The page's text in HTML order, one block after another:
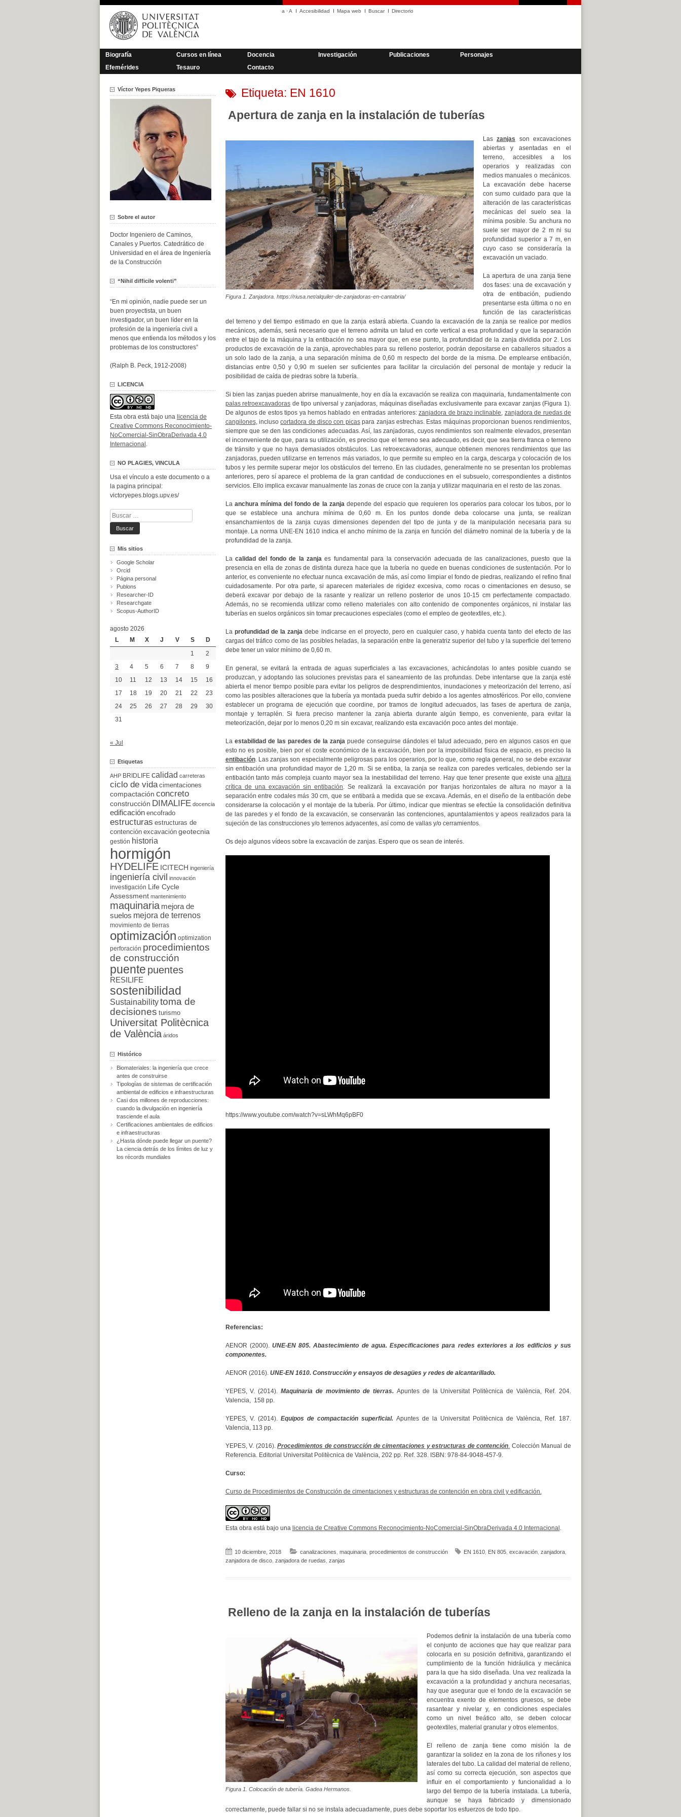
Saltar
contenido
a ·A Accesibilidad Mapa web Buscar Directorio
Biografía Cursos en línea Docencia Investigación Publicaciones
Personajes
Efemérides
Tesauro Contacto
Etiqueta: EN 1610
Apertura de zanja en la instalación de tuberías
Figura 1. Zanjadora. https://riusa.net/alquiler-de-zanjadoras-en-cantabria/
Las zanjas son excavaciones
abiertas y asentadas en el
terreno, accesibles a los
operarios y realizadas con
medios manuales o mecánicos.
La excavación debe hacerse
con sumo cuidado para que la
alteración de las características
mecánicas del suelo sea la
mínima posible. Su anchura no
suele ser mayor de 2 m ni su
profundidad superior a 7 m, en
cuyo caso se consideraría la
excavación un vaciado.
La apertura de una zanja tiene
dos fases: una de excavación y
otra de entibación, pudiendo
presentarse esta última o no en
función de las características
del terreno y del tiempo estimado en que la zanja estará abierta. Cuando la excavación de la zanja se realice por medios
mecánicos, además, será necesario que el terreno admita un talud en corte vertical a esa profundidad y que la separación
entre el tajo de la máquina y la entibación no sea mayor que, en ese punto, la profundidad de la zanja dividida por 2. Los
productos de excavación de la zanja, aprovechables para su relleno posterior, podrán depositarse en caballeros situados a
un solo lado de la zanja, a una separación mínima de 0,60 m respecto del borde de la misma. De emplearse entibación,
distancias entre 0,50 y 0,90 m suelen ser suficientes para facilitar la circulación del personal de montaje y reducir la
posibilidad de caída de piedras sobre la tubería.
Si bien las zanjas pueden abrirse manualmente, hoy en día la excavación se realiza con maquinaria, fundamentalmente con
palas retroexcavadoras de tipo universal y zanjadoras, máquinas diseñadas exclusivamente para excavar zanjas (Figura 1).
De algunos de estos tipos ya hemos hablado en entradas anteriores:zanjadora de brazo inclinable, zanjadora de ruedas de
cangilones, inclusocortadora de disco con picaspara zanjas estrechas. Estas máquinas proporcionan buenos rendimientos,
siempre que se den las condiciones adecuadas. Así, las zanjadoras, cuyos rendimientos son realmente elevados, presentan
el inconveniente de que, para su utilización, es preciso que el terreno sea adecuado, es decir, que sea tierra franca o terreno
de tránsito y que no haya demasiados obstáculos. Las retroexcavadoras, aunque obtienen menores rendimientos que las
zanjadoras, pueden utilizarse en terrenos más variados, lo que permite su empleo en la carga, descarga y colocación de los
tubos y les permite superar mejor los obstáculos del terreno. En las ciudades, generalmente no se presentan los problemas
anteriores, pero sí aparece el problema de la gran cantidad de conducciones en el subsuelo, correspondientes a distintos
servicios. Ello implica excavar manualmente las zonas de cruce con la zanja y utilizar maquinaria en el resto de las zonas.
La anchura mínima del fondo de la zanjadepende del espacio que requieren los operarios para colocar los tubos, por lo
que se establece una anchura mínima de 0,60 m. En los puntos donde deba colocarse una junta, se realizan
ensanchamientos de la zanja cuyas dimensiones dependen del tipo de junta y de la manipulación necesaria para su
montaje. La norma UNE-EN 1610 indica el ancho mínimo de la zanja en función del diámetro nominal de la tubería y de la
profundidad de la zanja.
La calidad del fondo de la zanja es fundamental para la conservación adecuada de las canalizaciones, puesto que la
presencia en ella de zonas de distinta dureza hace que la tubería no quede en buenas condiciones de sustentación. Por lo
anterior, es conveniente no efectuar nunca excavación de más, así como limpiar el fondo de piedras, realizando el refino final
cuidadosamente. Por otra parte, si aparecen materiales de rigidez excesiva, como rocas o cimentaciones en desuso, se
deberá excavar por debajo de la rasante y realizar un relleno posterior de unos 10-15 cm perfectamente compactado.
Además, no se recomienda utilizar como relleno materiales con alto contenido de componentes orgánicos, ni instalar las
tuberías en suelos orgánicos sin tomar precauciones especiales (como el empleo de geotextiles, etc.).
La profundidad de la zanja debe indicarse en el proyecto, pero en cualquier caso, y habida cuenta tanto del efecto de las
cargas del tráfico como de las posibles heladas, la separación entre la generatriz superior del tubo y la superficie del terreno
debe tener un valor mínimo de 0,60 m.
En general, se evitará la entrada de aguas superficiales a las excavaciones, achicándolas lo antes posible cuando se
produzcan, y adoptando las soluciones previstas para el saneamiento de las profundas. Debe intentarse que la zanja esté
abierta el menor tiempo posible para evitar los peligros de desprendimientos, inundaciones y meteorización del terreno, así
como las posibles alteraciones que la tubería ya montada pueda sufrir debido a los agentes atmosféricos. Por ello, conviene
establecer un programa de ejecución que coordine, por tramos de longitud adecuados, las fases de apertura de zanja,
montaje y terraplén. Si fuera preciso mantener la zanja abierta durante algún tiempo, es conveniente, para evitar la
meteorización, dejar por lo menos 0,20 m sin excavar, realizando esta excavación poco antes del montaje.
La estabilidad de las paredes de la zanjapuede conseguirse dándoles el talud adecuado, pero en algunos casos en que
esto no es posible, bien por el coste económico de la excavación, bien por la imposibilidad física de espacio, es preciso la
entibación. Las zanjas son especialmente peligrosas para los operarios, por lo que, como regla general, no se debe excavar
sin entibación una profundidad mayor de 1,20 m. Si se entiba, la zanja se realiza con paredes verticales, debiendo ser la
entibación tanto más compleja cuanto mayor sea la inestabilidad del terreno. Hay que tener presente que existe una altura
crítica de una excavación sin entibación. Se realizará la excavación por franjas horizontales de altura no mayor a la
separación entre codales más 30 cm, que se entibará a medida que se excava. Además, en el diseño de la entibación debe
considerarse la colocación y el montaje de la tubería. Por último, indicar que mientras se efectúe la consolidación definitiva
de las paredes y el fondo de la excavación, se conservarán las contenciones, apuntalamientos y apeos realizados para la
sujeción de las construcciones y/o terrenos adyacentes, así como de vallas y/o cerramientos.
Os dejo algunos vídeos sobre la excavación de zanjas. Espero que os sean de interés.
https://www.youtube.com/watch?v=sLWhMq6pBF0
Referencias:
AENOR (2000). UNE-EN 805. Abastecimiento de agua. Especificaciones para redes exteriores a los edificios y sus
componentes.
AENOR (2016). UNE-EN 1610. Construcción y ensayos de desagües y redes de alcantarillado.
YEPES, V. (2014).Maquinaria de movimiento de tierras.Apuntes de la Universitat Politècnica de València, Ref. 204.
Valencia, 158 pp.
YEPES, V. (2014).Equipos de compactación superficial. Apuntes de la Universitat Politècnica de València, Ref. 187.
Valencia, 113 pp.
YEPES, V. (2016).Procedimientos de construcción de cimentaciones y estructuras de contención. Colección Manual de
Referencia. Editorial Universitat Politècnica de València, 202 pp. Ref. 328. ISBN: 978-84-9048-457-9.
Curso:
Curso de Procedimientos de Construcción de cimentaciones y estructuras de contención en obra civil y edificación.
Esta obra está bajo una licencia de Creative Commons Reconocimiento-NoComercial-SinObraDerivada 4.0 Internacional .
10 diciembre, 2018 canalizaciones maquinaria, procedimientos de construcción EN 1610, EN 805, excavación, zanjadora,
zanjadora de disco, zanjadora de ruedas zanjas
Relleno de la zanja en la instalación de tuberías
Figura 1. Colocación de tubería. Gadea Hermanos.
Podemos definir la instalación de una tubería como
el conjunto de acciones que hay que realizar para
colocarla en su posición definitiva, garantizando el
cumplimiento de la función hidráulica y mecánica
para la que ha sido diseñada. Una vez realizada la
excavación a la profundidad y anchura necesarias,
hay que asegurar que el fondo de la excavación se
encuentra exento de elementos gruesos, se debe
rasantear y nivelar y, en condiciones especiales
como un nivel freático alto, se deben colocar
geotextiles, material granular y otros elementos.
El relleno de zanja tiene como misión la de
garantizar la solidez en la zona de los riñones y los
laterales del tubo. La calidad del material de relleno,
así como su correcta ejecución, son aspectos que
influir en el comportamiento y funcionalidad a lo
largo del tiempo de la tubería instalada. La tubería,
aunque se haya fabricado y dimensionado
correctamente, puede fallar si no se instala adecuadamente, pues debe soportar los esfuerzos de todo tipo.
Víctor Yepes Piqueras
Sobre el autor
Doctor Ingeniero de Caminos,
Canales y Puertos. Catedrático de
Universidad en el área de Ingeniería
de la Construcción
“Nihil difficile volenti”
“En mi opinión, nadie puede ser un
buen proyectista, un buen
investigador, un buen líder en la
profesión de la ingeniería civil a
menos que entienda los métodos y los
problemas de los constructores”
(Ralph B. Peck, 1912-2008)
LICENCIA
Esta obra está bajo una licencia de
Creative Commons Reconocimiento-
NoComercial-SinObraDerivada 4.0
Internacional .
NO PLAGIES, VINCULA
Usa el vínculo a este documento o a
la pagina principal:
victoryepes.blogs.upv.es/
Buscar:
Mis sitios
Google Scholar
Orcid
Página personal
Publons
Researcher-ID
Researchgate
Scopus-AuthorID
agosto 2026
L
M X J V S
D
1
2
3
4 5 6 7 8
9
10
11 12 13 14 15
16
17
18 19 20 21 22
23
24
25 26 27 28 29
30
31
« Jul
Etiquetas
AHP BRIDLIFE calidad carreteras
ciclo de vida cimentaciones
compactación concreto
construcción DIMALIFE docencia
edificación encofrado
estructuras estructuras de
contención excavación geotecnia
gestión historia
hormigón
HYDELIFE ICITECH ingeniería
ingeniería civil innovación
investigación
Life Cycle
Assessment mantenimiento
maquinaria mejora de
suelos mejora de terrenos
movimiento de tierras
optimización optimization
perforación procedimientos
de construcción
puente puentes
RESILIFE
sostenibilidad
Sustainabilitytoma de
decisiones turismo
Universitat Politècnica
de València áridos
Histórico
Biomateriales: la ingeniería que crece
antes de construirse
Tipologías de sistemas de certificación
ambiental de edificios e infraestructuras
Casi dos millones de reproducciones:
cuando la divulgación en ingeniería
trasciende el aula
Certificaciones ambientales de edificios
e infraestructuras
¿Hasta dónde puede llegar un puente?
La ciencia detrás de los límites de luz y
los récords mundiales